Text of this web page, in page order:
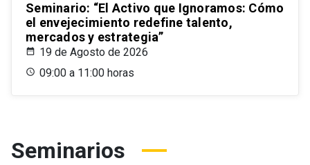
Seminario: “El Activo que Ignoramos: Cómo
el envejecimiento redefine talento,
mercados y estrategia”
19 de Agosto de 2026
09:00 a 11:00 horas
Seminarios